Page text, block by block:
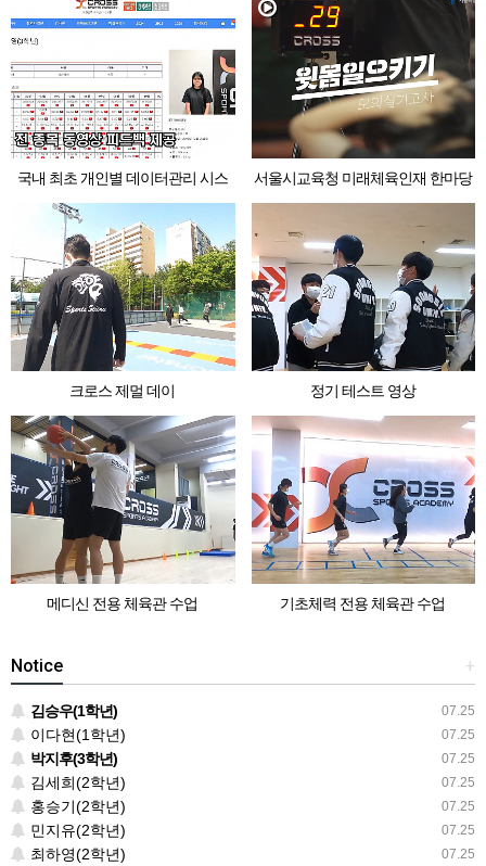
국내 최초 개인별 데이터관리 시스
템
서울시교육청 미래체육인재 한마당
크로스 제멀 데이 정기 테스트 영상
메디신 전용 체육관 수업 기초체력 전용 체육관 수업
+
Notice
07.25
김승우(1학년)
07.25
이다현(1학년)
07.25
박지후(3학년)
07.25
김세희(2학년)
07.25
홍승기(2학년)
07.25
민지유(2학년)
07.25
최하영(2학년)